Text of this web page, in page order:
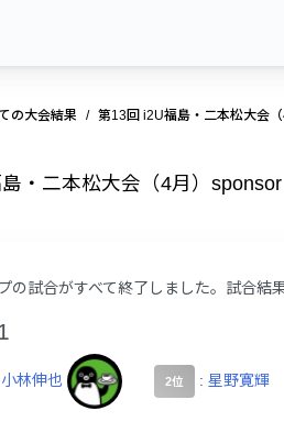
の大会結果 第13回 i2U福島・二本松大会
・二本松大会（4月）
の試合がすべて終了しました。試合結
小林伸也 2位 : 星野寛輝